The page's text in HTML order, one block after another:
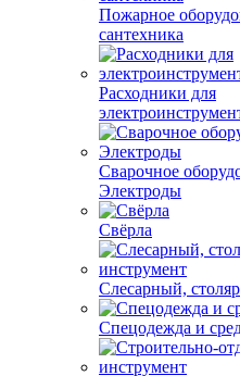
Пожарное
сантехника
Расходники для
Сварочное
Электроды
Свёрла
Слесарный,
Спецодежда и